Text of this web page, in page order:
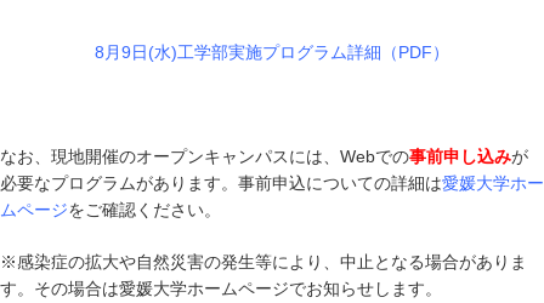
8月9日(水)工学部実施プログラム詳細（PDF）
なお、現地開催のオープンキャンパスには、Webでの事前申し込みが
必要なプログラムがあります。事前申込についての詳細は愛媛大学ホー
ムページをご確認ください。
※感染症の拡大や自然災害の発生等により、中止となる場合がありま
す。その場合は愛媛大学ホームページでお知らせします。